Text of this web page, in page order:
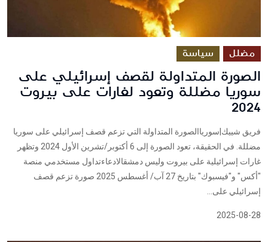
مضلل سياسة
الصورة المتداولة لقصف إسرائيلي على
سوريا مضللة وتعود لغارات على بيروت
2024
فريق شييك|سورياالصورة المتداولة التي تزعم قصف إسرائيلي على سوريا
مضللة. في الحقيقة، تعود الصورة إلى 6 أكتوبر/تشرين الأول 2024 وتظهر
غارات إسرائيلية على بيروت وليس دمشقالادعاءتداول مستخدمي منصة
"أكس" و"فيسبوك" بتاريخ 27 آب/ أغسطس 2025 صورة تزعم قصف
إسرائيلي على...
2025-08-28